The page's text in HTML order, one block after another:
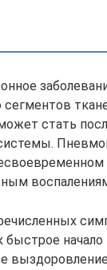
стать
быстрое